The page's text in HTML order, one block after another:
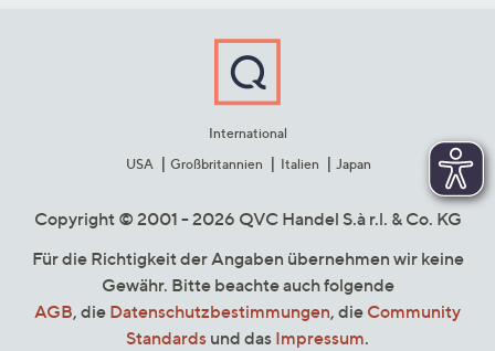
International
USA
Großbritannien Italien Japan
Copyright © 2001 - 2026 QVC Handel S.à r.l. & Co. KG
Für die Richtigkeit der Angaben übernehmen wir keine
Gewähr. Bitte beachte auch folgende
AGB, die Datenschutzbestimmungen, die Community
Standards und das Impressum.